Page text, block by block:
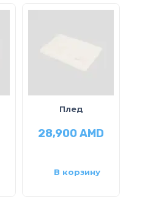
Плед
28,900AMD
В корзину